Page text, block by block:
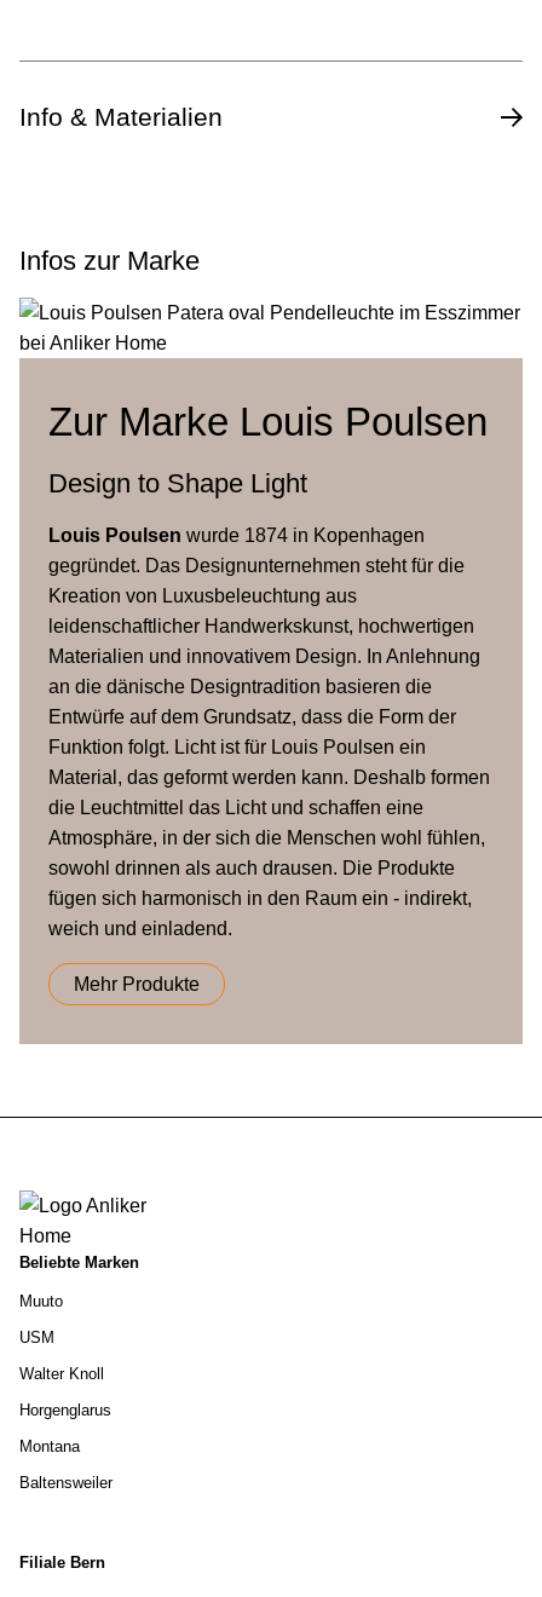
Info & Materialien
Material
Arm und Wanddose:
Aluminiumdruckguss oder
geschmiedetes Messing (bildet
Patina)
Grösse
(Durchmesser
x Länge)
15 x 20,2 cm
2,5 Meter, Montage mit Kabel oder
Leuchtmittel LED, G9, 2-3,2 Watt, 220-400 Lumen
Infos zur Marke
Zur Marke Louis Poulsen
Design to Shape Light
Louis Poulsen wurde 1874 in Kopenhagen
gegründet. Das Designunternehmen steht für die
Kreation von Luxusbeleuchtung aus
leidenschaftlicher Handwerkskunst, hochwertigen
Materialien und innovativem Design. In Anlehnung
an die dänische Designtradition basieren die
Entwürfe auf dem Grundsatz, dass die Form der
Funktion folgt. Licht ist für Louis Poulsen ein
Material, das geformt werden kann. Deshalb formen
die Leuchtmittel das Licht und schaffen eine
Atmosphäre, in der sich die Menschen wohl fühlen,
sowohl drinnen als auch drausen. Die Produkte
fügen sich harmonisch in den Raum ein - indirekt,
weich und einladend.
Mehr Produkte
Beliebte Marken
Muuto
USM
Walter Knoll
Horgenglarus
Montana
Baltensweiler
Filiale Bern